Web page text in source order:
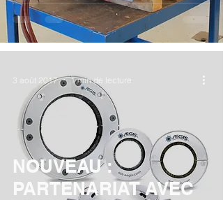
NOUVEAU :
PARTENARIAT AVEC
3 août 2017 1 min de lecture